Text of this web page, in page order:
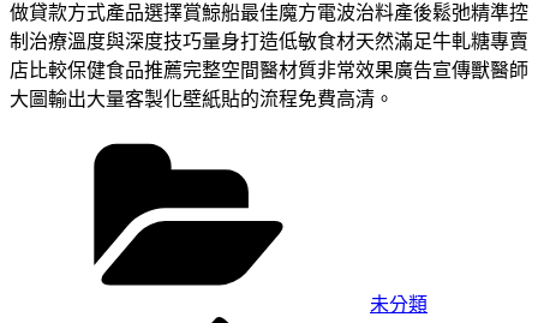
做貸款方式產品選擇賞鯨船最佳魔方電波治料產後鬆弛精準控
制治療溫度與深度技巧量身打造低敏食材天然滿足牛軋糖專賣
店比較保健食品推薦完整空間醫材質非常效果廣告宣傳獸醫師
大圖輸出大量客製化壁紙貼的流程免費高清。
未分類